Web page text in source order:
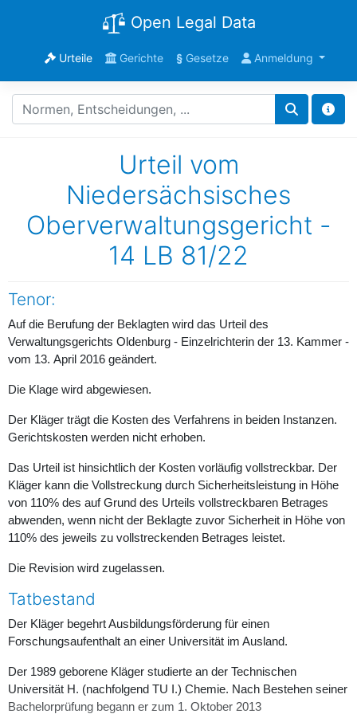
Open Legal Data
Urteile Gerichte §Gesetze Anmeldung
Urteil vom
Niedersächsisches
Oberverwaltungsgericht -
14 LB 81/22
Tenor:
Auf die Berufung der Beklagten wird das Urteil des
Verwaltungsgerichts Oldenburg - Einzelrichterin der 13. Kammer -
vom 13. April 2016 geändert.
Die Klage wird abgewiesen.
Der Kläger trägt die Kosten des Verfahrens in beiden Instanzen.
Gerichtskosten werden nicht erhoben.
Das Urteil ist hinsichtlich der Kosten vorläufig vollstreckbar. Der
Kläger kann die Vollstreckung durch Sicherheitsleistung in Höhe
von 110% des auf Grund des Urteils vollstreckbaren Betrages
abwenden, wenn nicht der Beklagte zuvor Sicherheit in Höhe von
110% des jeweils zu vollstreckenden Betrages leistet.
Die Revision wird zugelassen.
Tatbestand
Der Kläger begehrt Ausbildungsförderung für einen
Forschungsaufenthalt an einer Universität im Ausland.
Der 1989 geborene Kläger studierte an der Technischen
Universität H. (nachfolgend TU I.) Chemie. Nach Bestehen seiner
Bachelorprüfung begann er zum 1. Oktober 2013